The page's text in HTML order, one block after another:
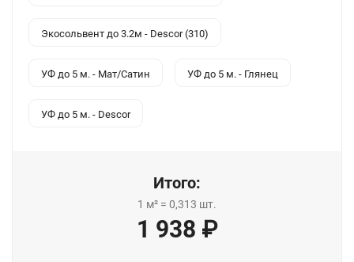
Экосольвент до 3.2м - Descor (310)
УФ до 5 м. - Мат/Сатин УФ до 5 м. - Глянец
УФ до 5 м. - Descor
Итого:
1 м² = 0,313 шт.
1 938 ₽